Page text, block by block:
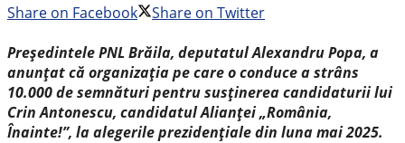
Share on Facebook
Share on Twitter
Președintele PNL Brăila, deputatul Alexandru Popa, a
anunțat că organizația pe care o conduce a strâns
10.000 de semnături pentru susținerea candidaturii lui
Crin Antonescu, candidatul Alianței „România,
Înainte!”, la alegerile prezidențiale din luna mai 2025.